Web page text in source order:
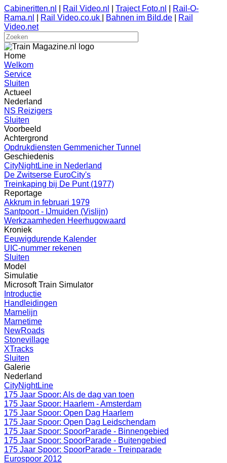
Cabineritten.nl Rail Video.nl Traject Foto.nl
Rail-O-
Rama.nl
Rail Video.co.uk Bahnen im Bild.de
Rail
Video.net
Home
Welkom
Service
Sluiten
Actueel
Nederland
NS Reizigers
Sluiten
Voorbeeld
Achtergrond
Opdrukdiensten Gemmenicher Tunnel
Geschiedenis
CityNightLine in Nederland
De Zwitserse EuroCity's
Treinkaping bij De Punt (1977)
Reportage
Akkrum in februari 1979
Santpoort - IJmuiden (Vislijn)
Werkzaamheden Heerhugowaard
Kroniek
Eeuwigdurende Kalender
UIC-nummer rekenen
Sluiten
Model
Simulatie
Microsoft Train Simulator
Introductie
Handleidingen
Marnelijn
Marnetime
NewRoads
Stonevillage
XTracks
Sluiten
Galerie
Nederland
CityNightLine
175 Jaar Spoor: Als de dag van toen
175 Jaar Spoor: Haarlem - Amsterdam
175 Jaar Spoor: Open Dag Haarlem
175 Jaar Spoor: Open Dag Leidschendam
175 Jaar Spoor: SpoorParade - Binnengebied
175 Jaar Spoor: SpoorParade - Buitengebied
175 Jaar Spoor: SpoorParade - Treinparade
Eurospoor 2012